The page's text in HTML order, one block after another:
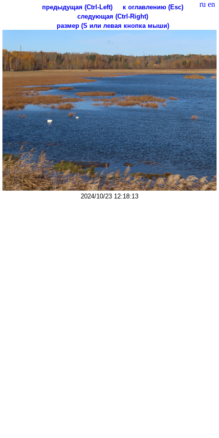
ru en
предыдущая (Ctrl-Left)
к оглавлению (Esc)
следующая (Ctrl-Right)
размер (S или левая кнопка мыши)
2024/10/23 12:18:13